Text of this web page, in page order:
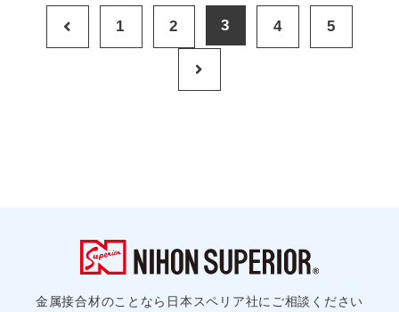
1 2 3 4 5
金属接合材のことなら日本スペリア社にご相談ください